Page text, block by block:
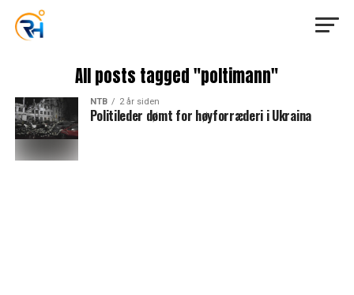
All posts tagged "poltimann"
NTB 2 år siden
Politileder dømt for høyforræderi i Ukraina